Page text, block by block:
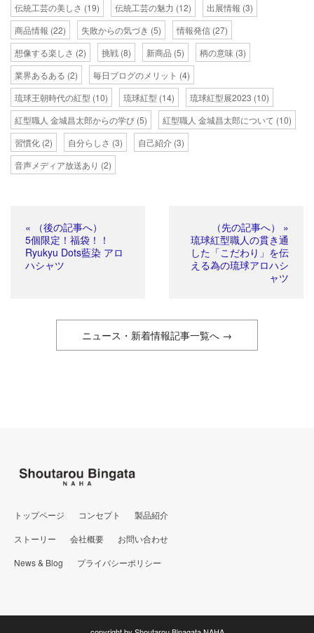
伝統工芸の美しさ (19) 伝統工芸の魅力 (12) 出展情報 (3)
商品情報 (22) 失敗からの気づき (5) 情報発信 (27)
想像する楽しさ (2) 挑戦 (8) 新商品 (5) 柄の意味 (3)
業界あるある (2) 毎日ブログのメリット (4)
琉球王朝時代の紅型 (10) 琉球紅型 (14) 琉球紅型展2023 (10)
紅型職人 金城昌太郎からの学び (5) 紅型職人 金城昌太郎について (10)
習慣化 (2) 自分らしさ (3) 自己紹介 (3)
音声メディア放送あり (2)
« （後の記事へ）
5個限定！福袋！！
Ryukyu Dots藍染 アロ
ハシャツ
（先の記事へ） »
琉球紅型職人の貫き通
した「こだわり」を伝
える為の琉球アロハシ
ャツ
ニュース・新着情報記事一覧へ →
トップページ コンセプト
製品紹介
ストーリー
会社概要
お問い合わせ
News & Blog
プライバシーポリシー